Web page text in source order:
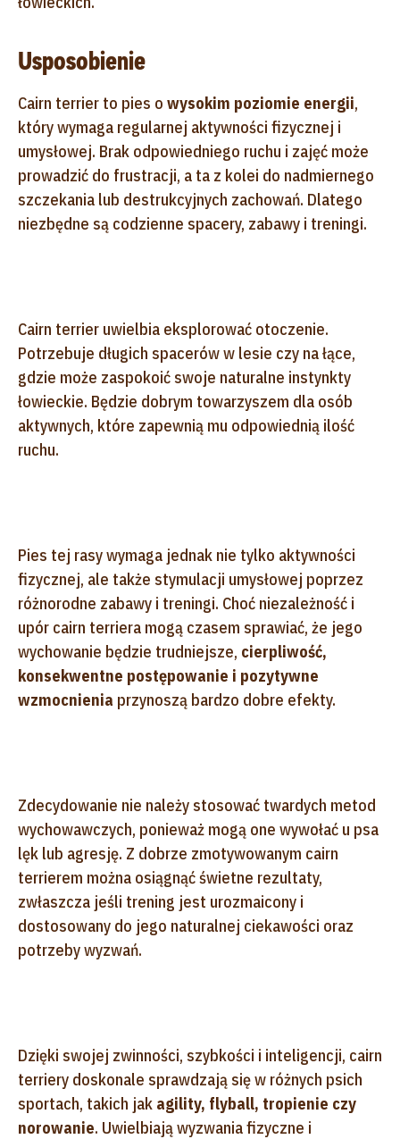
Usposobienie
Cairn terrier to pies o wysokim poziomie energii,
który wymaga regularnej aktywności fizycznej i
umysłowej. Brak odpowiedniego ruchu i zajęć może
prowadzić do frustracji, a ta z kolei do nadmiernego
szczekania lub destrukcyjnych zachowań. Dlatego
niezbędne są codzienne spacery, zabawy i treningi.
Cairn terrier uwielbia eksplorować otoczenie.
Potrzebuje długich spacerów w lesie czy na łące,
gdzie może zaspokoić swoje naturalne instynkty
łowieckie. Będzie dobrym towarzyszem dla osób
aktywnych, które zapewnią mu odpowiednią ilość
ruchu.
Pies tej rasy wymaga jednak nie tylko aktywności
fizycznej, ale także stymulacji umysłowej poprzez
różnorodne zabawy i treningi. Choć niezależność i
upór cairn terriera mogą czasem sprawiać, że jego
wychowanie będzie trudniejsze, cierpliwość,
konsekwentne postępowanie i pozytywne
wzmocnienia przynoszą bardzo dobre efekty.
Zdecydowanie nie należy stosować twardych metod
wychowawczych, ponieważ mogą one wywołać u psa
lęk lub agresję. Z dobrze zmotywowanym cairn
terrierem można osiągnąć świetne rezultaty,
zwłaszcza jeśli trening jest urozmaicony i
dostosowany do jego naturalnej ciekawości oraz
potrzeby wyzwań.
Dzięki swojej zwinności, szybkości i inteligencji, cairn
terriery doskonale sprawdzają się w różnych psich
sportach, takich jak agility, flyball, tropienie czy
norowanie. Uwielbiają wyzwania fizyczne i